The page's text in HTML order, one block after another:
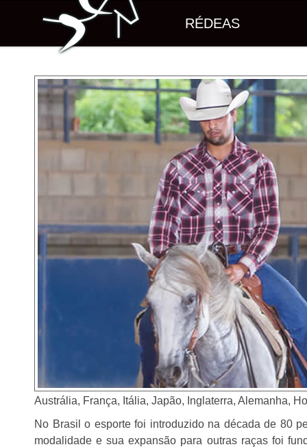
RÉDEAS
Austrália, França, Itália, Japão, Inglaterra, Alemanha,
No Brasil o esporte foi introduzido na década de 80
modalidade e sua expansão para outras raças foi